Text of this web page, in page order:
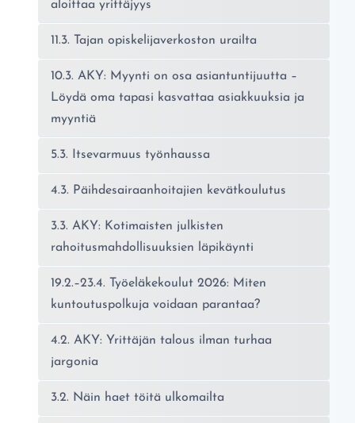
aloittaa yrittäjyys
11.3. Tajan opiskelijaverkoston urailta
10.3. AKY: Myynti on osa asiantuntijuutta –
Löydä oma tapasi kasvattaa asiakkuuksia ja
myyntiä
5.3. Itsevarmuus työnhaussa
4.3. Päihdesairaanhoitajien kevätkoulutus
3.3. AKY: Kotimaisten julkisten
rahoitusmahdollisuuksien läpikäynti
19.2.–23.4. Työeläkekoulut 2026: Miten
kuntoutuspolkuja voidaan parantaa?
4.2. AKY: Yrittäjän talous ilman turhaa
jargonia
3.2. Näin haet töitä ulkomailta